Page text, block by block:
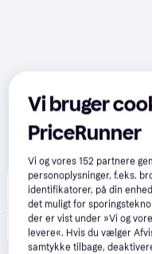
45 kr. fragt ,1-3
Hitster Original (da).
Vi bruger
PriceRunner
Vi og vores152 partnere
personoplysninger, f.eks.
identifikatorer, på din
det muligt for
der er vist under »Vi og
levere«. Hvis du vælger
samtykke tilbage,